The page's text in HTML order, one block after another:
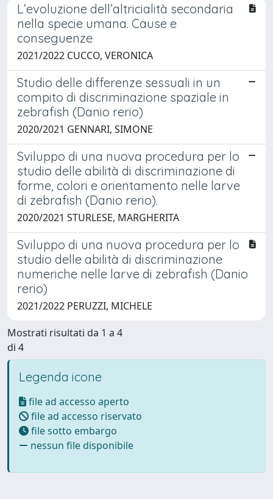
L’evoluzione dell’altricialità secondaria
nella specie umana. Cause e
conseguenze
2021/2022 CUCCO, VERONICA
Studio delle differenze sessuali in un
compito di discriminazione spaziale in
zebrafish (Danio rerio)
2020/2021 GENNARI, SIMONE
Sviluppo di una nuova procedura per lo
studio delle abilità di discriminazione di
forme, colori e orientamento nelle larve
di zebrafish (Danio rerio).
2020/2021 STURLESE, MARGHERITA
Sviluppo di una nuova procedura per lo
studio delle abilità di discriminazione
numeriche nelle larve di zebrafish (Danio
rerio)
2021/2022 PERUZZI, MICHELE
Mostrati risultati da 1 a 4
di 4
Legenda icone
file ad accesso aperto
file ad accesso riservato
file sotto embargo
nessun file disponibile